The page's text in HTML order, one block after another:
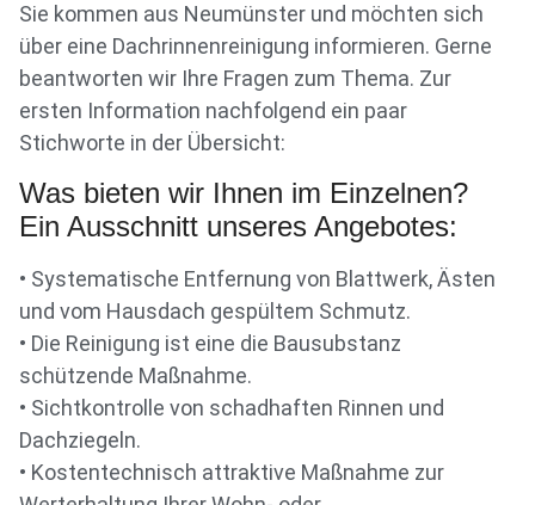
Sie kommen aus Neumünster und möchten sich
über eine Dachrinnenreinigung informieren. Gerne
beantworten wir Ihre Fragen zum Thema. Zur
ersten Information nachfolgend ein paar
Stichworte in der Übersicht:
Was bieten wir Ihnen im Einzelnen?
Ein Ausschnitt unseres Angebotes:
• Systematische Entfernung von Blattwerk, Ästen
und vom Hausdach gespültem Schmutz.
• Die Reinigung ist eine die Bausubstanz
schützende Maßnahme.
• Sichtkontrolle von schadhaften Rinnen und
Dachziegeln.
• Kostentechnisch attraktive Maßnahme zur